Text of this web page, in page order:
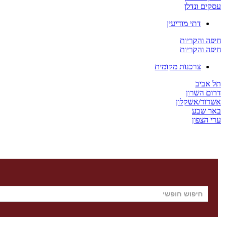
עסקים ונדלן
דתי מודיעין
חיפה והקריות
חיפה והקריות
צרכנות מקומית
תל אביב
דרום השרון
אשדוד/אשקלון
באר שבע
ערי הצפון